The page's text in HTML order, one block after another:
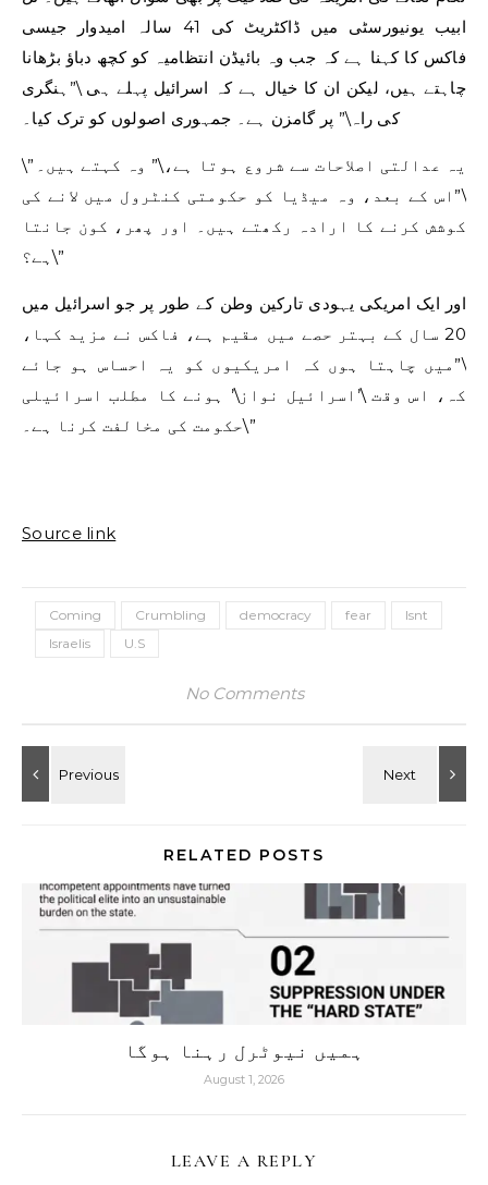
ابیب یونیورسٹی میں ڈاکٹریٹ کی 41 سالہ امیدوار جیسی
فاکس کا کہنا ہے کہ جب وہ بائیڈن انتظامیہ کو کچھ دباؤ بڑھانا
چاہتے ہیں، لیکن ان کا خیال ہے کہ اسرائیل پہلے ہی \”ہنگری
کی راہ\” پر گامزن ہے۔ جمہوری اصولوں کو ترک کیا۔
\”یہ عدالتی اصلاحات سے شروع ہوتا ہے،\” وہ کہتے ہیں۔
\”اس کے بعد، وہ میڈیا کو حکومتی کنٹرول میں لانے کی
کوشش کرنے کا ارادہ رکھتے ہیں۔ اور پھر، کون جانتا
ہے؟\”
اور ایک امریکی یہودی تارکین وطن کے طور پر جو اسرائیل میں
20 سال کے بہتر حصے میں مقیم ہے، فاکس نے مزید کہا،
\”میں چاہتا ہوں کہ امریکیوں کو یہ احساس ہو جائے
کہ، اس وقت \’اسرائیل نواز\’ ہونے کا مطلب اسرائیلی
حکومت کی مخالفت کرنا ہے۔\”
Source link
Coming Crumbling democracy fear
Isnt
Israelis
U.S
No Comments
RELATED POSTS
ہمیں نیوٹرل رہنا ہوگا
August 1, 2026
LEAVE A REPLY